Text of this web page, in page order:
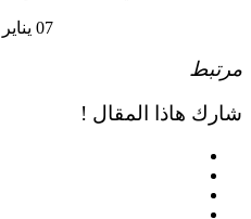
07 يناير 2016
مرتبط
شارك هاذا المقال !